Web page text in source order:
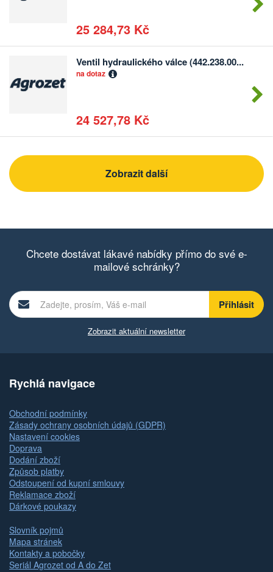
25 284,73 Kč
Ventil hydraulického válce (442.238.00...
na dotaz
24 527,78 Kč
Počet
kusů
Zobrazit další
Chcete dostávat lákavé nabídky přímo do své e-
mailové schránky?
Zobrazit aktuální newsletter
Rychlá navigace
Obchodní podmínky
Zásady ochrany osobních údajů (GDPR)
Nastavení cookies
Doprava
Dodání zboží
Způsob platby
Odstoupení od kupní smlouvy
Reklamace zboží
Dárkové poukazy
Slovník pojmů
Mapa stránek
Kontakty a pobočky
Seriál Agrozet od A do Zet